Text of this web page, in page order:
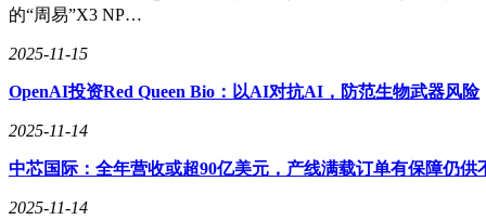
的“周易”X3 NP…
2025-11-15
OpenAI投资Red Queen Bio：以AI对抗AI，防范生物武器风险
2025-11-14
中芯国际：全年营收或超90亿美元，产线满载订单有保障仍供
2025-11-14